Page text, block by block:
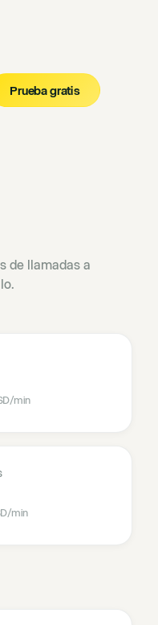
Prueba gratis
de llamadas a
/min
/min